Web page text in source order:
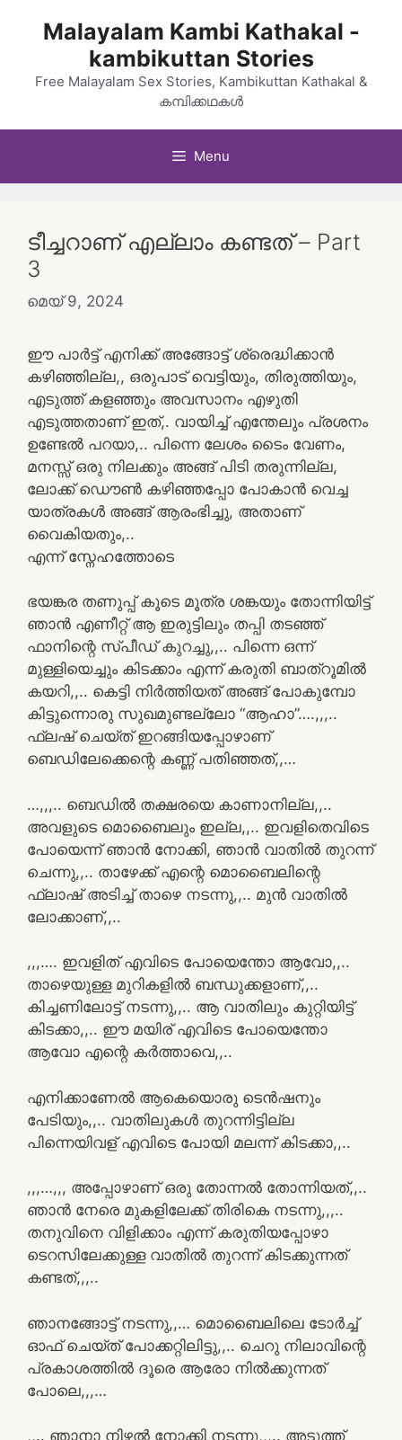
Malayalam Kambi Kathakal -
kambikuttan Stories
Free Malayalam Sex Stories, Kambikuttan Kathakal &
കമ്പിക്കഥകൾ
Menu
ടീച്ചറാണ് എല്ലാം കണ്ടത് – Part
3
മെയ്‌ 9, 2024
ഈ പാർട്ട് എനിക്ക് അങ്ങോട്ട് ശ്രെദ്ധിക്കാൻ
കഴിഞ്ഞില്ല,, ഒരുപാട് വെട്ടിയും, തിരുത്തിയും,
എടുത്ത് കളഞ്ഞും അവസാനം എഴുതി
എടുത്തതാണ് ഇത്,. വായിച്ച് എന്തേലും പ്രശനം
ഉണ്ടേൽ പറയാ,.. പിന്നെ ലേശം ടൈം വേണം,
മനസ്സ് ഒരു നിലക്കും അങ്ങ് പിടി തരുന്നില്ല,
ലോക്ക് ഡൌൺ കഴിഞ്ഞപ്പോ പോകാൻ വെച്ച
യാത്രകൾ അങ്ങ് ആരംഭിച്ചു, അതാണ്
വൈകിയതും,..
എന്ന് സ്നേഹത്തോടെ
ഭയങ്കര തണുപ്പ് കൂടെ മൂത്ര ശങ്കയും തോന്നിയിട്ട്
ഞാൻ എണീറ്റ് ആ ഇരുട്ടിലും തപ്പി തടഞ്ഞ്
ഫാനിന്റെ സ്പീഡ് കുറച്ചു,,.. പിന്നെ ഒന്ന്
മുള്ളിയെച്ചും കിടക്കാം എന്ന് കരുതി ബാത്‌റൂമിൽ
കയറി,,.. കെട്ടി നിർത്തിയത് അങ്ങ് പോകുമ്പോ
കിട്ടുന്നൊരു സുഖമുണ്ടല്ലോ “ആഹാ”….,,,..
ഫ്ലഷ് ചെയ്ത് ഇറങ്ങിയപ്പോഴാണ്
ബെഡിലേക്കെന്റെ കണ്ണ് പതിഞ്ഞത്,,…
…,,,.. ബെഡിൽ തക്ഷരയെ കാണാനില്ല,,..
അവളുടെ മൊബൈലും ഇല്ല,,.. ഇവളിതെവിടെ
പോയെന്ന് ഞാൻ നോക്കി, ഞാൻ വാതിൽ തുറന്ന്
ചെന്നു,,.. താഴേക്ക് എന്റെ മൊബൈലിന്റെ
ഫ്ലാഷ് അടിച്ച് താഴെ നടന്നു,,.. മുൻ വാതിൽ
ലോക്കാണ്,,..
,,,…. ഇവളിത് എവിടെ പോയെന്തോ ആവോ,,..
താഴെയുള്ള മുറികളിൽ ബന്ധുക്കളാണ്,,..
കിച്ചണിലോട്ട് നടന്നു,,.. ആ വാതിലും കുറ്റിയിട്ട്
കിടക്കാ,,.. ഈ മയിര് എവിടെ പോയെന്തോ
ആവോ എന്റെ കർത്താവെ,,..
എനിക്കാണേൽ ആകെയൊരു ടെൻഷനും
പേടിയും,,.. വാതിലുകൾ തുറന്നിട്ടില്ല
പിന്നെയിവള് എവിടെ പോയി മലന്ന് കിടക്കാ,,..
,,,…,,, അപ്പോഴാണ് ഒരു തോന്നൽ തോന്നിയത്,,..
ഞാൻ നേരെ മുകളിലേക്ക് തിരികെ നടന്നു,,,..
തനുവിനെ വിളിക്കാം എന്ന് കരുതിയപ്പോഴാ
ടെറസിലേക്കുള്ള വാതിൽ തുറന്ന് കിടക്കുന്നത്
കണ്ടത്,,,..
ഞാനങ്ങോട്ട് നടന്നു,,… മൊബൈലിലെ ടോർച്ച്
ഓഫ്‌ ചെയ്ത് പോക്കറ്റിലിട്ടു,,.. ചെറു നിലാവിന്റെ
പ്രകാശത്തിൽ ദൂരെ ആരോ നിൽക്കുന്നത്
പോലെ,,,…
,,.. ഞാനാ നിഴൽ നോക്കി നടന്നു,,,.. അടുത്ത്